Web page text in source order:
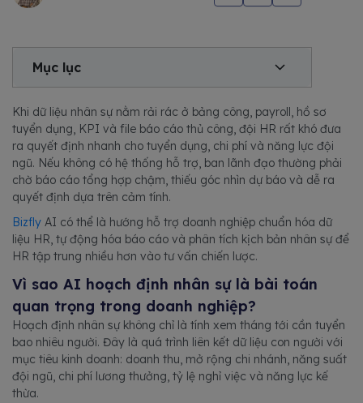
Mục lục
Khi dữ liệu nhân sự nằm rải rác ở bảng công, payroll, hồ sơ
tuyển dụng, KPI và file báo cáo thủ công, đội HR rất khó đưa
ra quyết định nhanh cho tuyển dụng, chi phí và năng lực đội
ngũ. Nếu không có hệ thống hỗ trợ, ban lãnh đạo thường phải
chờ báo cáo tổng hợp chậm, thiếu góc nhìn dự báo và dễ ra
quyết định dựa trên cảm tính.
Bizfly AI có thể là hướng hỗ trợ doanh nghiệp chuẩn hóa dữ
liệu HR, tự động hóa báo cáo và phân tích kịch bản nhân sự để
HR tập trung nhiều hơn vào tư vấn chiến lược.
Vì sao AI hoạch định nhân sự là bài toán
quan trọng trong doanh nghiệp?
Hoạch định nhân sự không chỉ là tính xem tháng tới cần tuyển
bao nhiêu người. Đây là quá trình liên kết dữ liệu con người với
mục tiêu kinh doanh: doanh thu, mở rộng chi nhánh, năng suất
đội ngũ, chi phí lương thưởng, tỷ lệ nghỉ việc và năng lực kế
thừa.